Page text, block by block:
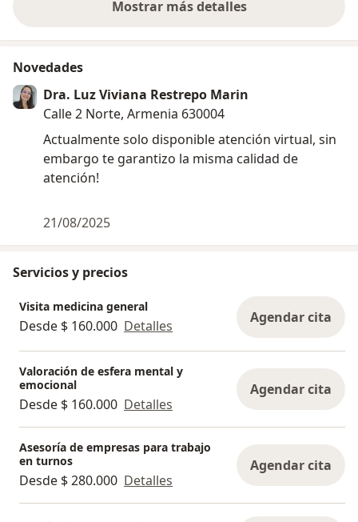
Mostrar más detalles
sobre la experiencia
Novedades
Dra. Luz Viviana Restrepo Marin
Calle 2 Norte, Armenia 630004
Actualmente solo disponible atención virtual, sin
embargo te garantizo la misma calidad de
atención!
21/08/2025
Servicios y precios
Visita medicina general
Desde $ 160.000 Detalles Agendar cita
Valoración de esfera mental y
emocional
Desde $ 160.000 Detalles
Agendar cita
Asesoría de empresas para trabajo
en turnos
Desde $ 280.000 Detalles
Agendar cita